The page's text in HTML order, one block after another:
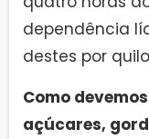
dependência
destes por
Como
açúcares,